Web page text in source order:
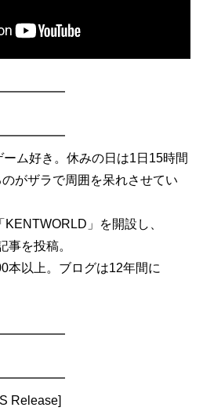
ム好き。休みの日は1日15時間
がザラで周囲を呆れさせてい
」を開設し、
事を投稿。
本以上。ブログは12年間に
Release]